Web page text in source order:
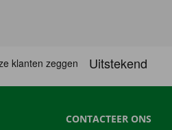
CONTACTEER ONS